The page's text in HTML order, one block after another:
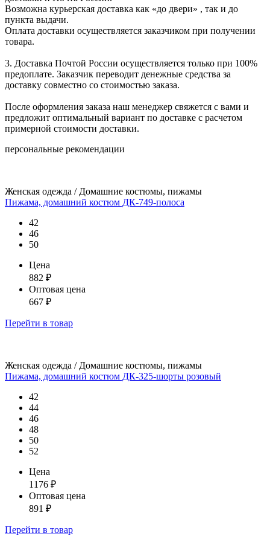
Возможна курьерская доставка как «до двери» , так и до
пункта выдачи.
Оплата доставки осуществляется заказчиком при получении
товара.
3. Доставка Почтой России осуществляется только при 100%
предоплате. Заказчик переводит денежные средства за
доставку совместно со стоимостью заказа.
После оформления заказа наш менеджер свяжется с вами и
предложит оптимальный вариант по доставке с расчетом
примерной стоимости доставки.
персональные рекомендации
Женская одежда / Домашние костюмы, пижамы
Пижама, домашний костюм ДК-749-полоса
42
46
50
Цена
882 ₽
Оптовая цена
667 ₽
Перейти в товар
Женская одежда / Домашние костюмы, пижамы
Пижама, домашний костюм ДК-325-шорты розовый
42
44
46
48
50
52
Цена
1176 ₽
Оптовая цена
891 ₽
Перейти в товар